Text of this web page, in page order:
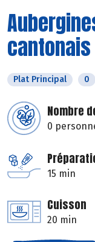
cantonais
Plat Principal 0
Nombre
0
15 min
Cuisson
20 min